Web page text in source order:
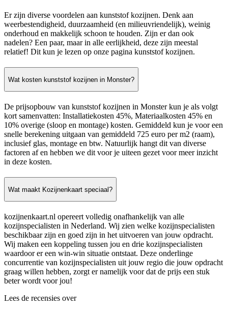
Er zijn diverse voordelen aan kunststof kozijnen. Denk aan
weerbestendigheid, duurzaamheid (en milieuvriendelijk), weinig
onderhoud en makkelijk schoon te houden. Zijn er dan ook
nadelen? Een paar, maar in alle eerlijkheid, deze zijn meestal
relatief! Dit kun je lezen op onze pagina kunststof kozijnen.
Wat kosten kunststof kozijnen in Monster?
De prijsopbouw van kunststof kozijnen in Monster kun je als volgt
kort samenvatten: Installatiekosten 45%, Materiaalkosten 45% en
10% overige (sloop en montage) kosten. Gemiddeld kun je voor een
snelle berekening uitgaan van gemiddeld 725 euro per m2 (raam),
inclusief glas, montage en btw. Natuurlijk hangt dit van diverse
factoren af en hebben we dit voor je uiteen gezet voor meer inzicht
in deze kosten.
Wat maakt Kozijnenkaart speciaal?
kozijnenkaart.nl opereert volledig onafhankelijk van alle
kozijnspecialisten in Nederland. Wij zien welke kozijnspecialisten
beschikbaar zijn en goed zijn in het uitvoeren van jouw opdracht.
Wij maken een koppeling tussen jou en drie kozijnspecialisten
waardoor er een win-win situatie ontstaat. Deze onderlinge
concurrentie van kozijnspecialisten uit jouw regio die jouw opdracht
graag willen hebben, zorgt er namelijk voor dat de prijs een stuk
beter wordt voor jou!
Lees de recensies over